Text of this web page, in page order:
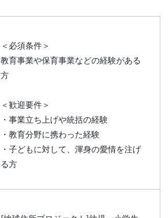
＜必須条件＞
教育事業や保育事業などの経験がある
方
＜歓迎要件＞
・事業立ち上げや統括の経験
・教育分野に携わった経験
・子どもに対して、渾身の愛情を注げ
る方